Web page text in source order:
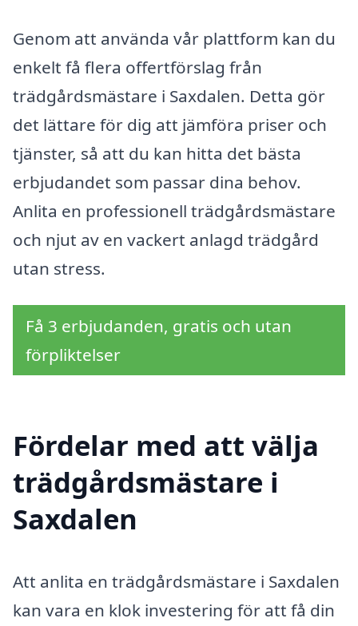
Genom att använda vår plattform kan du
enkelt få flera offertförslag från
trädgårdsmästare i Saxdalen. Detta gör
det lättare för dig att jämföra priser och
tjänster, så att du kan hitta det bästa
erbjudandet som passar dina behov.
Anlita en professionell trädgårdsmästare
och njut av en vackert anlagd trädgård
utan stress.
Få 3 erbjudanden, gratis och utan
förpliktelser
Fördelar med att välja
trädgårdsmästare i
Saxdalen
Att anlita en trädgårdsmästare i Saxdalen
kan vara en klok investering för att få din